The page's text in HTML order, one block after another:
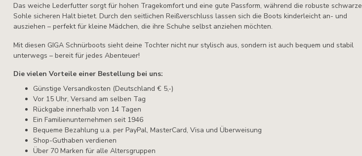
Das weiche Lederfutter sorgt für hohen Tragekomfort und eine gute Passform, während die robuste schwarze
Sohle sicheren Halt bietet. Durch den seitlichen Reißverschluss lassen sich die Boots kinderleicht an- und
ausziehen – perfekt für kleine Mädchen, die ihre Schuhe selbst anziehen möchten.
Mit diesen GIGA Schnürboots sieht deine Tochter nicht nur stylisch aus, sondern ist auch bequem und stabil
unterwegs – bereit für jedes Abenteuer!
Die vielen Vorteile einer Bestellung bei uns:
Günstige Versandkosten (Deutschland € 5,-)
Vor 15 Uhr, Versand am selben Tag
Rückgabe innerhalb von 14 Tagen
Ein Familienunternehmen seit 1946
Bequeme Bezahlung u.a. per PayPal, MasterCard, Visa und Überweisung
Shop-Guthaben verdienen
Über 70 Marken für alle Altersgruppen